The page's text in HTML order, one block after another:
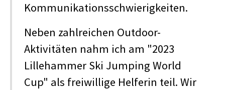
Kommunikationsschwierigkeiten.
Neben zahlreichen Outdoor-
Aktivitäten nahm ich am "2023
Lillehammer Ski Jumping World
Cup" als freiwillige Helferin teil. Wir